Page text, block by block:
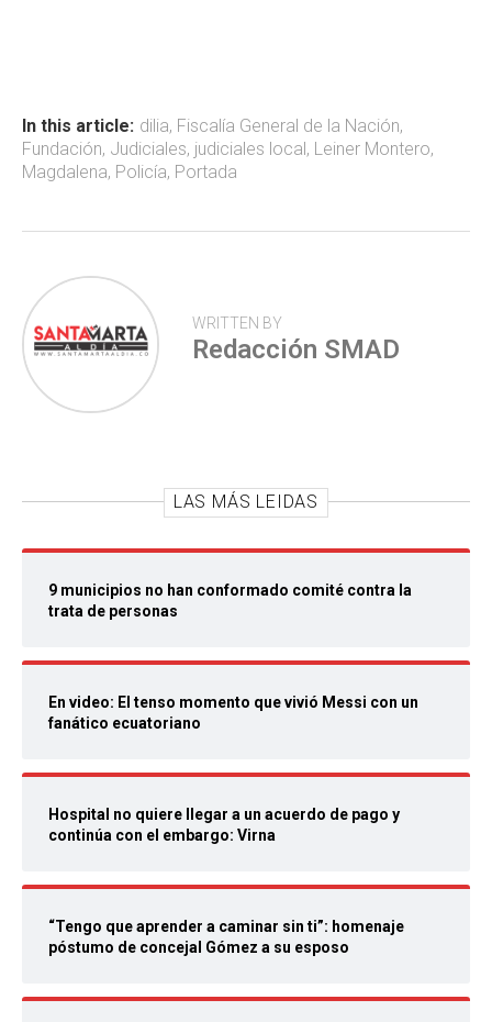
ok p
p
tir
In this article: dilia, Fiscalía General de la Nación,
Fundación, Judiciales, judiciales local , Leiner Montero,
Magdalena, Policía, Portada
WRITTEN BY
Redacción SMAD
LAS MÁS LEIDAS
9 municipios no han conformado comité contra la
trata de personas
En video: El tenso momento que vivió Messi con un
fanático ecuatoriano
Hospital no quiere llegar a un acuerdo de pago y
continúa con el embargo: Virna
“Tengo que aprender a caminar sin ti”: homenaje
póstumo de concejal Gómez a su esposo